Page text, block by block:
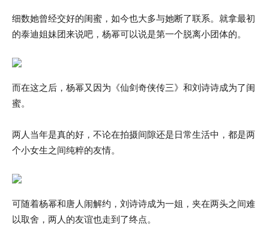
细数她曾经交好的闺蜜，如今也大多与她断了联系。就拿最初
的泰迪姐妹团来说吧，杨幂可以说是第一个脱离小团体的。
而在这之后，杨幂又因为《仙剑奇侠传三》和刘诗诗成为了闺
蜜。
两人当年是真的好，不论在拍摄间隙还是日常生活中，都是两
个小女生之间纯粹的友情。
可随着杨幂和唐人闹解约，刘诗诗成为一姐，夹在两头之间难
以取舍，两人的友谊也走到了终点。